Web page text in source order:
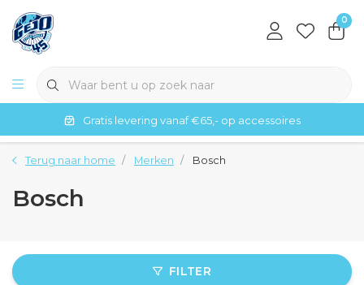
0
Gratis levering vanaf €65,- op accessoires
Terug naar home Merken Bosch
Bosch
FILTER